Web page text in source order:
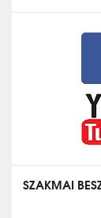
SZAKMAI